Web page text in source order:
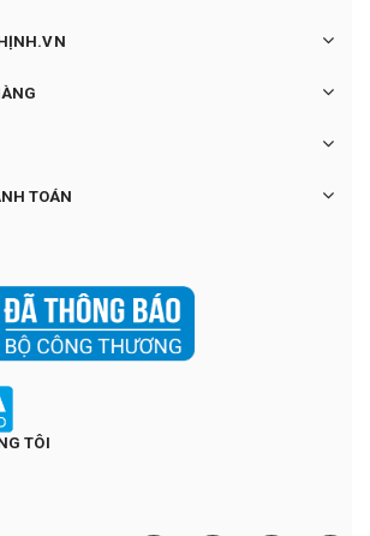
TOÁN
TÔI